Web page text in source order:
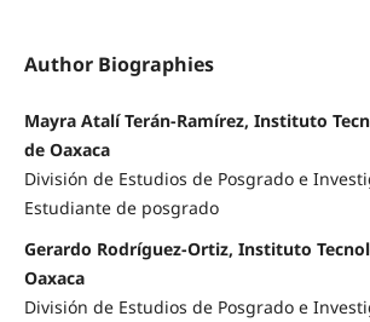
Author Biographies
Mayra Atalí Terán-Ramírez, Instituto
de Oaxaca
División de Estudios de Posgrado e
Estudiante de posgrado
Gerardo Rodríguez-Ortiz, Instituto
Oaxaca
División de Estudios de Posgrado e